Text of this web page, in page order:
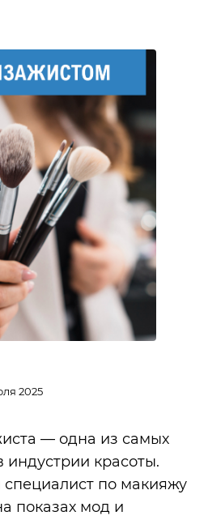
2025
— одна из самых
индустрии красоты.
по макияжу
показах мод и